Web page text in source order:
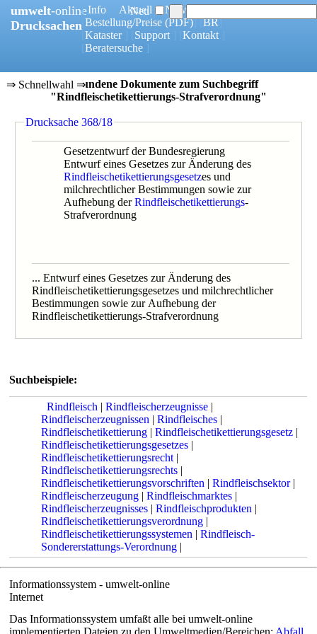
umwelt-online
Drucksachen
[Info Aktuell ] [News
[ Bestellung/Preise (PDF)] [BR]
Kataster] [ Support] [ Kontakt]
Beratersuche]
Neu
5 gefundene Dokumente zum Suchbegriff
"Rindfleischetikettierungs-Strafverordnung"
⇒ Schnellwahl ⇒
0368/18B
Drucksache 368/18
Gesetzentwurf der Bundesregierung
Entwurf eines Gesetzes zur Änderung des
Rindfleischetikettierungsgesetzes und
milchrechtlicher Bestimmungen sowie zur
Aufhebung derRindfleischetikettierungs-
Strafverordnung
... Entwurf eines Gesetzes zur Änderung des
Rindfleischetikettierungsgesetzes und milchrechtlicher
Bestimmungen sowie zur Aufhebung der
Rindfleischetikettierungs-Strafverordnung
Suchbeispiele:
Rindfleisch |Rindfleischerzeugnisse |
Rindfleischerzeugnissen |Rindfleisches |
Rindfleischetikettierung |Rindfleischetikettierungsgesetz |
Rindfleischetikettierungsgesetzes |
Rindfleischetikettierungsrecht |
Rindfleischetikettierungsrechts |
Rindfleischetikettierungsvorschriften |Rindfleischsektor|
Rindfleischerzeugung |Rindfleischmarktes |
Rindfleischerzeugnisses |Rindfleischprodukten |
Rindfleischetikettierungsverordnung |
Rindfleischetikettierungssystemen |Rindfleisch-
Sondererstattungs-Verordnung |
Informationssystem - umwelt-online
Internet
Das Informationssystem umfaßt alle bei umwelt-online
implementierten Dateien zu den Umweltmedien/Bereichen: Abfall